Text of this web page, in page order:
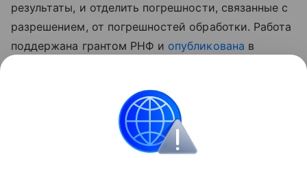
результаты, и отделить погрешности, связанные с
разрешением, от погрешностей обработки. Работа
поддержана грантом РНФ и опубликована в
писалао том, зачем ученые
переводят горные породы в виртуальный мир.